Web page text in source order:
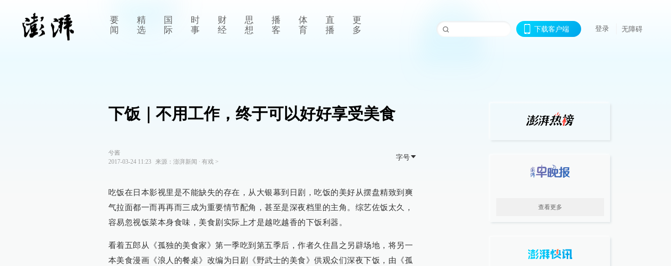
要
闻
精
选
国
际
时
事
财
经
思
想
播
客
体
育
直
播
更
多
下载客户端 登录 无障碍
下饭｜不用工作，终于可以好好享受美食
兮酱
2017-03-24 11:23
来源： 澎湃新闻 ∙ 有戏>
字号
吃饭在日本影视里是不能缺失的存在，从大银幕到日剧，吃饭的美好从摆盘精致到爽
气拉面都一而再再而三成为重要情节配角，甚至是深夜档里的主角。综艺佐饭太久，
容易忽视饭菜本身食味，美食剧实际上才是越吃越香的下饭利器。
看着五郎从《孤独的美食家》第一季吃到第五季后，作者久住昌之另辟场地，将另一
本美食漫画《浪人的餐桌》改编为日剧《野武士的美食》供观众们深夜下饭，由《孤
查看更多